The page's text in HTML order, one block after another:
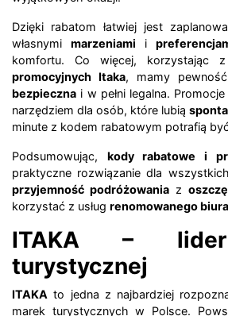
Dzięki rabatom łatwiej jest
własnymi marzeniami i
komfortu. Co więcej, korzystając
promocyjnych Itaka, mamy
bezpieczna i w pełni legalna.
narzędziem dla osób, które lubią
minute z kodem rabatowym potrafią
Podsumowując, kody rabatowe i
praktyczne rozwiązanie dla
przyjemność podróżowaniaz
korzystać z usług renomowanego
ITAKA –
turystycznej
ITAKA to jedna z najbardziej
marek turystycznych w Polsce.